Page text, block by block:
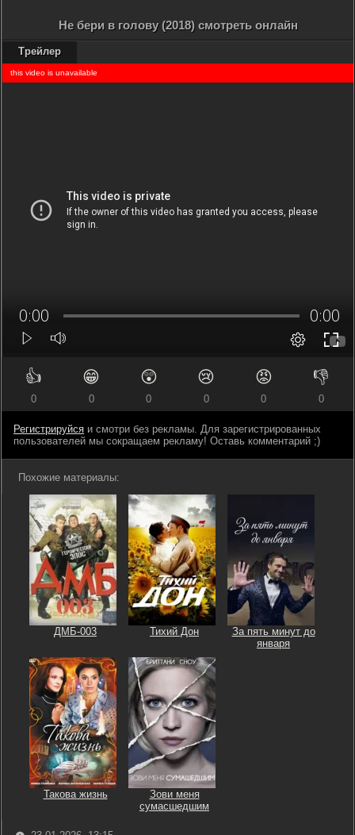
Не бери в голову (2018) смотреть онлайн
Трейлер
👍
0
😁
0
😲
0
😢
0
😡
0
👎
0
Регистрируйся и смотри без рекламы. Для зарегистрированных
пользователей мы сокращаем рекламу! Оставь комментарий ;)
Похожие материалы:
ДМБ-003 Тихий Дон
За пять минут до
января
Такова жизнь
Зови меня
сумасшедшим